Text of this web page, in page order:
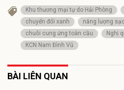
Khu thương mại tự do Hải Phòng
chuyển đổi xanh
năng lượng
chuỗi cung ứng toàn cầu
Nghị
KCN Nam Đình Vũ
BÀI LIÊN QUAN